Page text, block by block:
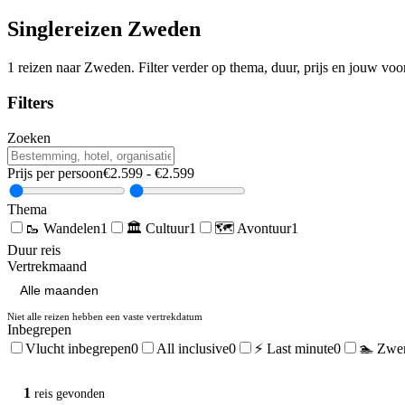
Singlereizen Zweden
1 reizen naar Zweden. Filter verder op thema, duur, prijs en jouw
Filters
Zoeken
Prijs per persoon€2.599 - €2.599
Thema
🥾 Wandelen1 🏛️ Cultuur1 🗺️ Avontuur1
Duur reis
Vertrekmaand
Niet alle reizen hebben een vaste vertrekdatum
Inbegrepen
Vlucht inbegrepen0 All inclusive0 ⚡ Last minute0 🏊
1 reis gevonden